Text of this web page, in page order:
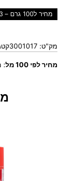
מחיר ל100 גרם – 9.93 ש"ח
מק"ט: 3001017
מחיר לפי 100 מל :